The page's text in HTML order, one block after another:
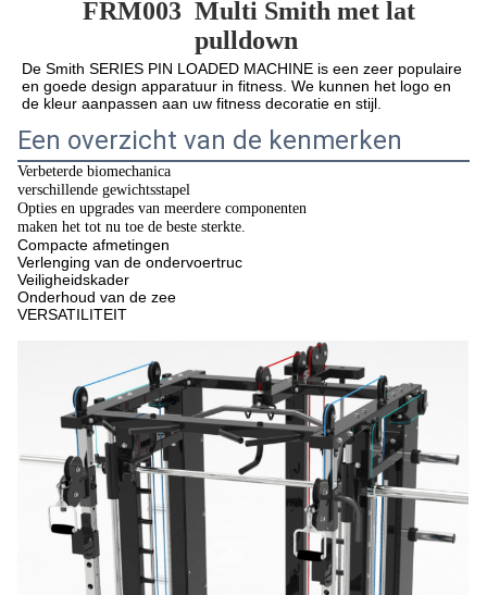
FRM003 Multi Smith met lat
pulldown
De Smith SERIES PIN LOADED MACHINE is een zeer populaire
en goede design apparatuur in fitness. We kunnen het logo en
de kleur aanpassen aan uw fitness decoratie en stijl.
Een overzicht van de kenmerken
Verbeterde biomechanica
verschillende gewichtsstapel
Opties en upgrades van meerdere componenten
maken het tot nu toe de beste sterkte.
Compacte afmetingen
Verlenging van de ondervoertruc
Veiligheidskader
Onderhoud van de zee
VERSATILITEIT